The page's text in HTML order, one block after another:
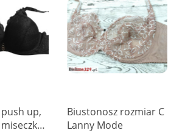
up,
Biustonosz rozmiar C
Lanny Mode